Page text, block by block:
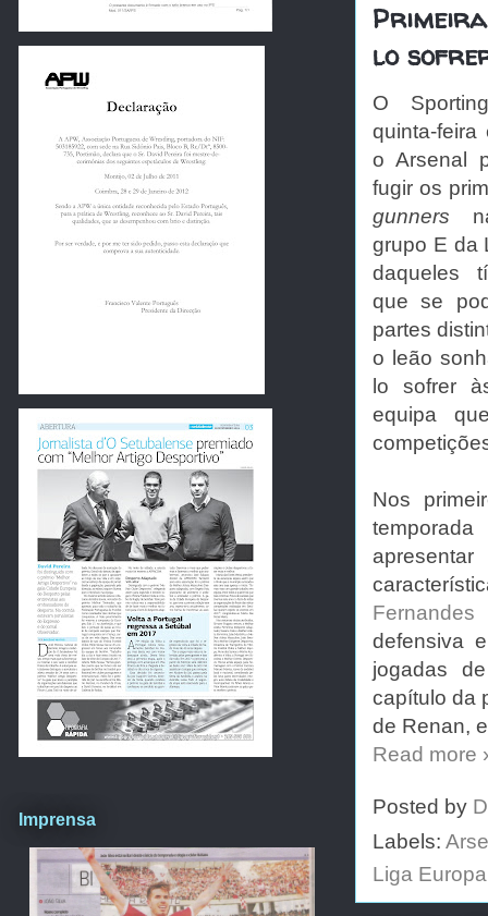
lo
O
quinta-feira
o Arsenal
fugir os
gunners
grupo E da
daqueles
que se
partes
o leão
lo sofrer
equipa
Nos
Fernandes
defensiva
jogadas
capítulo da
de Renan,
Read more
Posted by
Labels:
Liga Europa
Imprensa